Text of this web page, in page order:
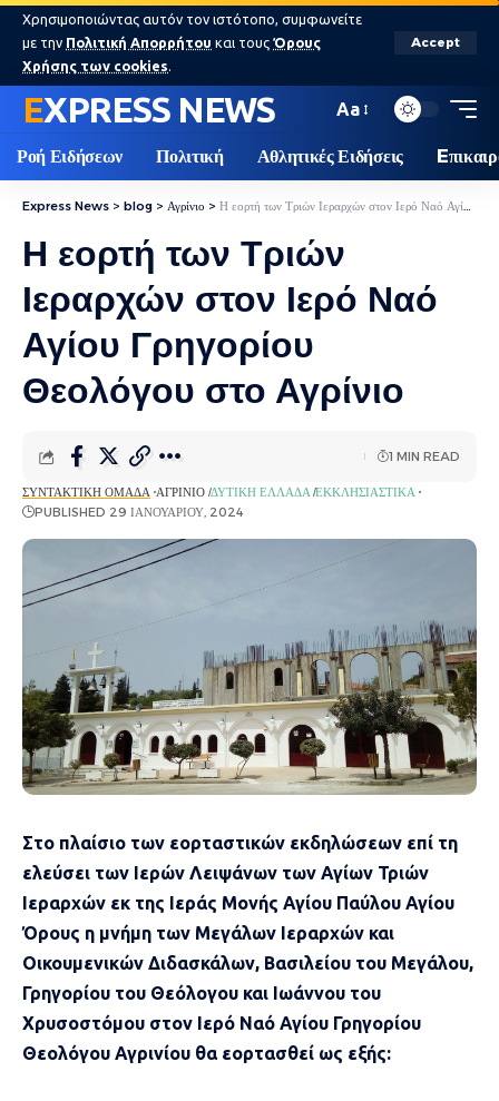
Χρησιμοποιώντας αυτόν τον ιστότοπο, συμφωνείτε
με την Πολιτική Απορρήτου και τους Όρους
Χρήσης των cookies.
Accept
EXPRESS NEWS Aa
Ροή Ειδήσεων Πολιτική Αθλητικές Ειδήσεις
Express News > blog > Αγρίνιο > Η εορτή των Τριών Ιεραρχών στον Ιερό Ναό Αγίου Γρηγορίου Θεολόγου στο Αγρίνιο
Η εορτή των Τριών
Ιεραρχών στον Ιερό Ναό
Αγίου Γρηγορίου
Θεολόγου στο Αγρίνιο
ΣΥΝΤΑΚΤΙΚΉ ΟΜΆΔΑ ΑΓΡΊΝΙΟ ΔΥΤΙΚΉ ΕΛΛΆΔΑ ΕΚΚΛΗΣΙΑΣΤΙΚΆ
PUBLISHED 29 ΙΑΝΟΥΑΡΊΟΥ, 2024
1 MIN READ
Στο πλαίσιο των εορταστικών εκδηλώσεων επί τη
ελεύσει των Ιερών Λειψάνων των Αγίων Τριών
Ιεραρχών εκ της Ιεράς Μονής Αγίου Παύλου Αγίου
Όρους η μνήμη των Μεγάλων Ιεραρχών και
Οικουμενικών Διδασκάλων, Βασιλείου του Μεγάλου,
Γρηγορίου του Θεόλογου και Ιωάννου του
Χρυσοστόμου στον Ιερό Ναό Αγίου Γρηγορίου
Θεολόγου Αγρινίου θα εορτασθεί ως εξής: